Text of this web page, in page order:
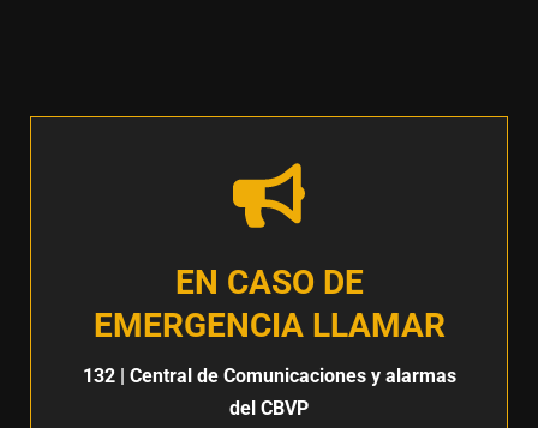
EN CASO DE
EMERGENCIA LLAMAR
132| Central de Comunicaciones y alarmas
del CBVP